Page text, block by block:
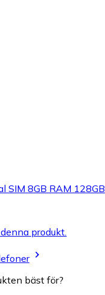
SIM 8GB RAM 128GB
produkt.
bäst för?